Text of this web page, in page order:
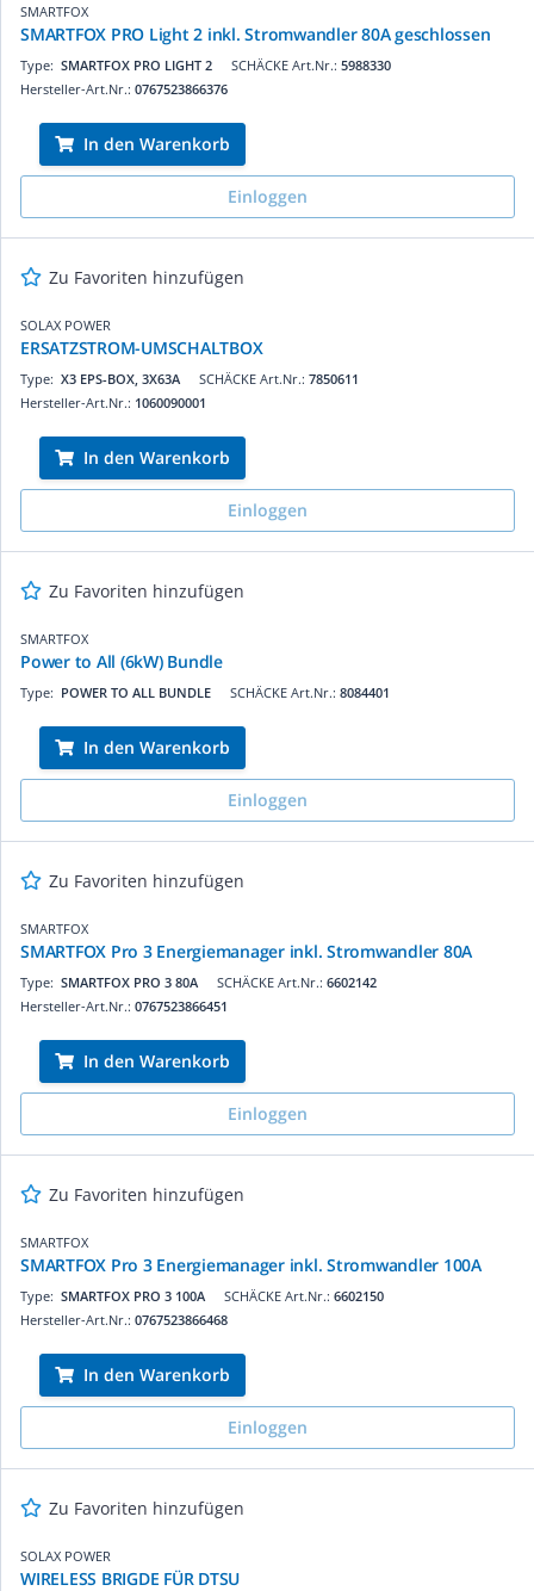
SMARTFOX
SMARTFOX PRO Light 2 inkl. Stromwandler 80A geschlossen
SCHÄCKE Art.Nr.: 5988330
Type: SMARTFOX PRO LIGHT 2
Hersteller-Art.Nr.: 0767523866376
In den Warenkorb
Einloggen
Zu Favoriten hinzufügen
SOLAX POWER
ERSATZSTROM-UMSCHALTBOX
SCHÄCKE Art.Nr.: 7850611
Type: X3 EPS-BOX, 3X63A
Hersteller-Art.Nr.: 1060090001
In den Warenkorb
Einloggen
Zu Favoriten hinzufügen
SMARTFOX
Power to All (6kW) Bundle
SCHÄCKE Art.Nr.: 8084401
Type: POWER TO ALL BUNDLE
In den Warenkorb
Einloggen
Zu Favoriten hinzufügen
SMARTFOX
SMARTFOX Pro 3 Energiemanager inkl. Stromwandler 80A
SCHÄCKE Art.Nr.: 6602142
Type: SMARTFOX PRO 3 80A
Hersteller-Art.Nr.: 0767523866451
In den Warenkorb
Einloggen
Zu Favoriten hinzufügen
SMARTFOX
SMARTFOX Pro 3 Energiemanager inkl. Stromwandler 100A
SCHÄCKE Art.Nr.: 6602150
Type: SMARTFOX PRO 3 100A
Hersteller-Art.Nr.: 0767523866468
In den Warenkorb
Einloggen
Zu Favoriten hinzufügen
SOLAX POWER
WIRELESS BRIGDE FÜR DTSU